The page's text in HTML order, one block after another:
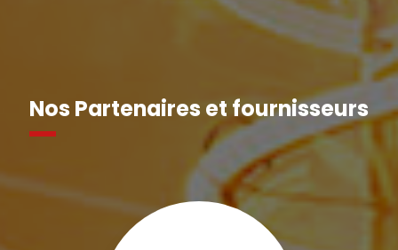
Nos Partenaires et fournisseurs